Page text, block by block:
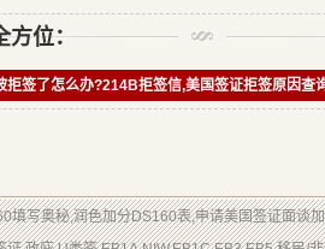
方位：
拒签了怎么办?214B拒签信,美国签证拒签原因查
填写奥秘,润色加分DS160表,申请美国签证面谈